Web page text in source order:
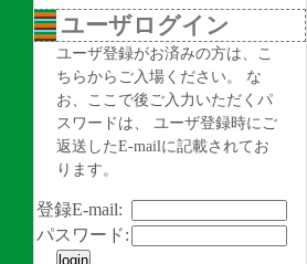
ユーザログイン
ユーザ登録がお済みの方は、こ
ちらからご入場ください。 な
お、ここで後ご入力いただくパ
スワードは、 ユーザ登録時にご
返送したE-mailに記載されてお
ります。
登録E-mail:
パスワード: